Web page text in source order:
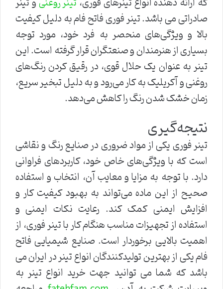
صادراتی می باشد. تینر فوری فاتح فام به دلیل کیفیت
بالا و ویژگی‌های منحصر به فرد خود، مورد توجه
بسیاری از هنرمندان و صنعتگران قرار گرفته است. این
تینر به عنوان یک حلال قوی، در رقیق کردن رنگ‌های
روغنی و آکریلیک به کار می‌رود و به دلیل تبخیر سریع،
زمان خشک شدن رنگ را کاهش می‌دهد.
نتیجه‌گیری
تینر فوری یکی از مواد ضروری در صنایع رنگ و نقاشی
است که با ویژگی‌های خاص خود، کاربردهای فراوانی
دارد. با توجه به مزایا و معایب آن، انتخاب و استفاده
صحیح از این ماده می‌تواند به بهبود کیفیت کار و
افزایش ایمنی کمک کند. رعایت نکات ایمنی و
استفاده از تجهیزات مناسب هنگام کار با تینر فوری، از
اهمیت بالایی برخوردار است. صنایع شیمیایی فاتح
فام یکی از بهترین تولیدکنندگان انواع تینر در ایران می
باشد که شما می توانید جهت خرید انواع تینر به